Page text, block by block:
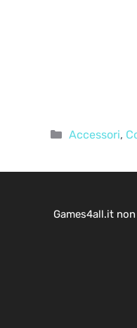
Categorie
Accessori,
Games4all.it